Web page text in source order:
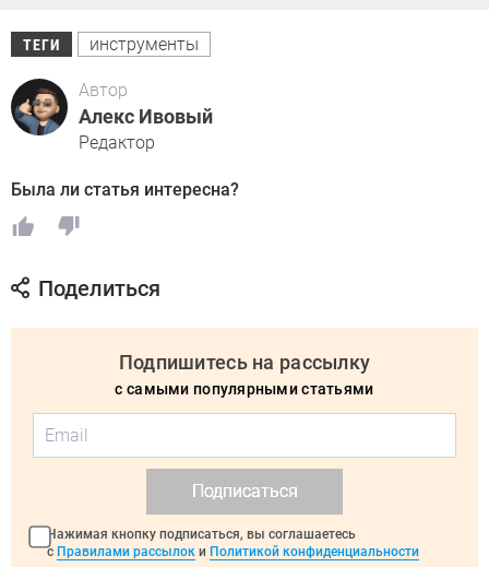
ТЕГИ инструменты
Автор
Алекс Ивовый
Редактор
Была ли статья интересна?
Поделиться
Подпишитесь на рассылку
с самыми популярными статьями
Подписаться
Нажимая кнопку подписаться, вы соглашаетесь
с Правилами рассылок и Политикой конфиденциальности